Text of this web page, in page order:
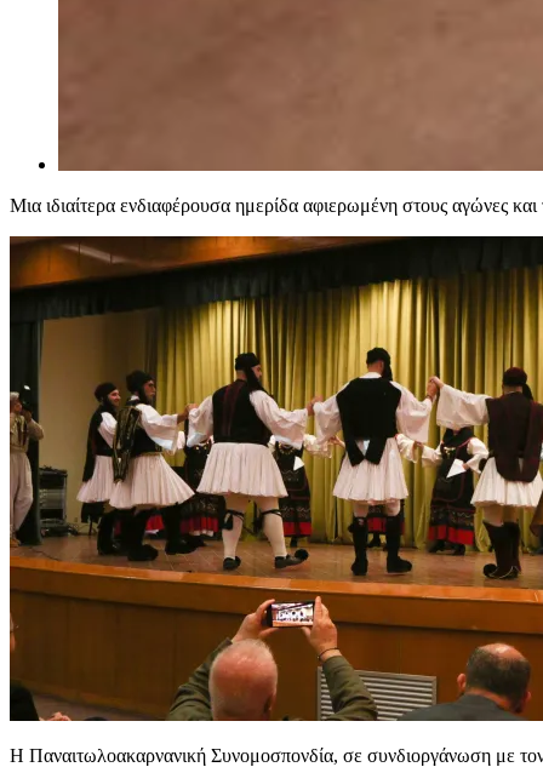
Μια ιδιαίτερα ενδιαφέρουσα ημερίδα αφιερωμένη στους αγώνες
Η Παναιτωλοακαρνανική Συνομοσπονδία, σε συνδιοργάνωση με